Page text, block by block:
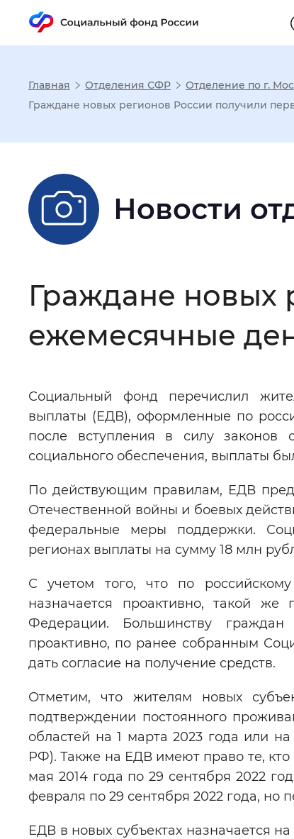
Настройка
Шрифт: Без засечек
Цвет сайта: Монохромный
Изображения Включены
Звуковой ассистент:
Вернуть стандартные
Главная Отделения СФР Отделение по г.
Граждане новых регионов России получили
Новости
Граждане новых
ежемесячные
Социальный фонд перечислил
выплаты (ЕДВ), оформленные по
после вступления в силу законов
социального обеспечения, выплаты
По действующим правилам, ЕДВ
Отечественной войны и боевых
федеральные меры поддержки.
регионах выплаты на сумму 18 млн
С учетом того, что по
назначается проактивно, такой
Федерации. Большинству
проактивно, по ранее собранным
дать согласие на получение средств.
Отметим, что жителям новых
подтверждении постоянного
областей на 1 марта 2023 года или
РФ). Также на ЕДВ имеют право те,
мая 2014 года по 29 сентября 2022
февраля по 29 сентября 2022 года, но
ЕДВ в новых субъектах назначается